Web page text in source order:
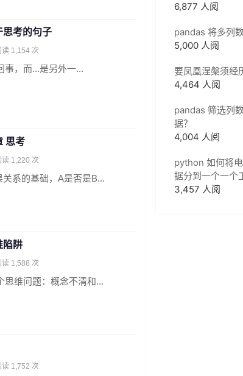
思考的句子
读 1,154 次
事，而...是另外一...
思考
读 1,220 次
系的基础，A是否是B...
陷阱
读 1,588 次
思维问题：概念不清和...
读 1,752 次
6,877 人阅
pandas 将多列
5,000 人阅
要凤凰涅槃须经
4,464 人阅
pandas 筛选列
据？
4,004 人阅
python 如何将
据分到一个一个
3,457 人阅